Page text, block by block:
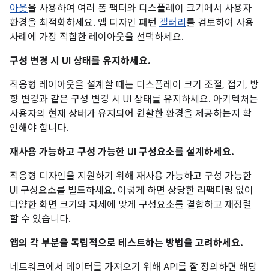
아웃을 사용하여 여러 폼 팩터와 디스플레이 크기에서 사용자
환경을 최적화하세요. 앱 디자인 패턴 갤러리 를 검토하여 사용
사례에 가장 적합한 레이아웃을 선택하세요.
구성 변경 시 UI 상태를 유지하세요.
적응형 레이아웃을 설계할 때는 디스플레이 크기 조절, 접기, 방
향 변경과 같은 구성 변경 시 UI 상태를 유지하세요. 아키텍처는
사용자의 현재 상태가 유지되어 원활한 환경을 제공하는지 확
인해야 합니다.
재사용 가능하고 구성 가능한 UI 구성요소를 설계하세요.
적응형 디자인을 지원하기 위해 재사용 가능하고 구성 가능한
UI 구성요소를 빌드하세요. 이렇게 하면 상당한 리팩터링 없이
다양한 화면 크기와 자세에 맞게 구성요소를 결합하고 재정렬
할 수 있습니다.
앱의 각 부분을 독립적으로 테스트하는 방법을 고려하세요.
네트워크에서 데이터를 가져오기 위해 API를 잘 정의하면 해당